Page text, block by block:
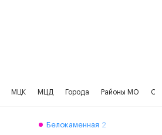
МЦК МЦД Города Районы МО
Белокаменная 2